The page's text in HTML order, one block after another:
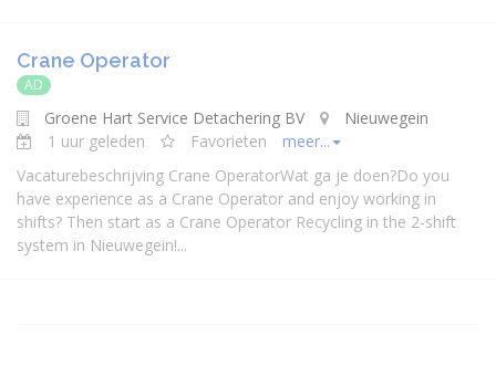
Crane Operator
AD
Groene Hart Service Detachering BV
Nieuwegein
1 uur geleden
Favorieten
meer...
Vacaturebeschrijving Crane OperatorWat ga je doen?Do you
have experience as a Crane Operator and enjoy working in
shifts? Then start as a Crane Operator Recycling in the 2-shift
system in Nieuwegein!...